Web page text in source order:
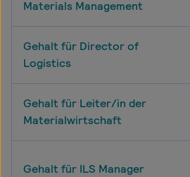
Materials Management
Gehalt für Director of
Logistics
Gehalt für Leiter/in der
Materialwirtschaft
Gehalt für ILS Manager